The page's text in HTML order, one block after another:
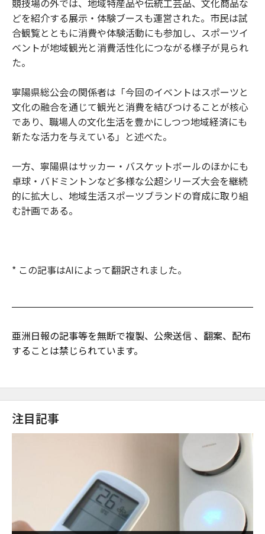
競技場の外では、地域特産品や伝統工芸品、文化商品な
どを紹介する展示・体験ブースも運営された。市民は試
合観覧とともに消費や体験活動にも参加し、スポーツイ
ベントが地域観光と消費活性化につながる様子が見られ
た。
寧陽県総公会の関係者は「今回のイベントはスポーツと
文化の融合を通じて観光と消費を結びつけることが核心
であり、職場人の文化生活を豊かにしつつ地域経済にも
新たな活力を与えている」と述べた。
一方、寧陽県はサッカー・バスケットボールのほかにも
卓球・バドミントンなど多様な公超シリーズ大会を継続
的に拡大し、地域生活スポーツブランドの育成に取り組
む計画である。
* この記事はAIによって翻訳されました。
亜洲日報の記事等を無断で複製、公衆送信 、翻案、配布
することは禁じられています。
注目記事